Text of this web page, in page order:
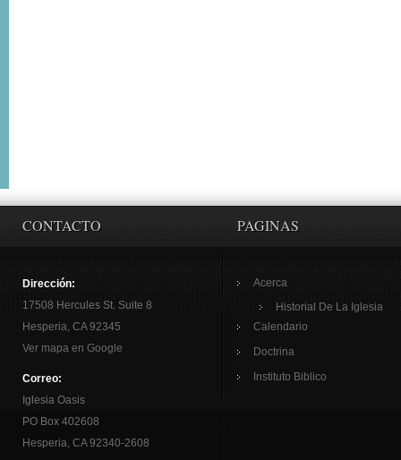
CONTACTO
Dirección:
17508 Hercules St. Suite 8
Hesperia, CA 92345
Ver mapa en Google
Correo:
Iglesia Oasis
PO Box 402608
Hesperia, CA 92340-2608
PAGINAS
Acerca
Historial De La Iglesia
Calendario
Doctrina
Instituto Biblico